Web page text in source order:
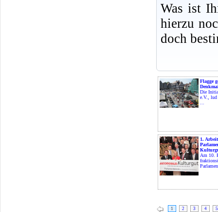
Was ist
hierzu
doch
Flagge
Die
e.V., lud
1.
Am 10.
1 2 3 4 5